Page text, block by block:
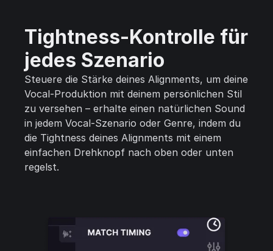
Tightness-Kontrolle für
jedes Szenario
Steuere die Stärke deines Alignments, um deine
Vocal-Produktion mit deinem persönlichen Stil
zu versehen – erhalte einen natürlichen Sound
in jedem Vocal-Szenario oder Genre, indem du
die Tightness deines Alignments mit einem
einfachen Drehknopf nach oben oder unten
regelst.